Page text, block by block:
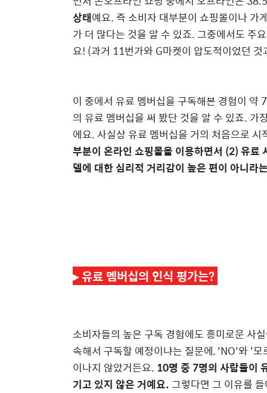
상태예요. 즉 소비자 대부분이 쇼핑몰이나 가
가 더 많다는 것을 알 수 있죠. 그중에서도 주
요! (과거 11번가와 G마켓이 압도적이었던
이 중에서 유료 멤버십을 구독해본 경험이
의 유료 멤버십을 써 봤단 것을 알 수 있죠. 가
에요. 사실상 유료 멤버십을 거의 처음으로
부분이 온라인 쇼핑몰을 이용하면서 (2) 유료
델에 대한 심리적 거리감이 높은 편이 아니라
▸유료 멤버십의 인식 평가는?
소비자들의 높은 구독 경험에도 흥미로운 사
속해서 구독할 예정이냐는 질문에, 'NO'와 '
이나지 않았거든요. 10명 중 7명의 사람들이
기고 있지 않은 거예요. 그렇다면 그 이유를